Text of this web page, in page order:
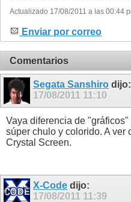
Actualizado 17/08/2011 a las 00:44
Enviar por correo
Comentarios
Segata Sanshiro dijo:
17/08/2011 11:10
Vaya diferencia de
súper chulo y colorido. A ver
Crystal Screen.
X-Code dijo:
17/08/2011 11:39